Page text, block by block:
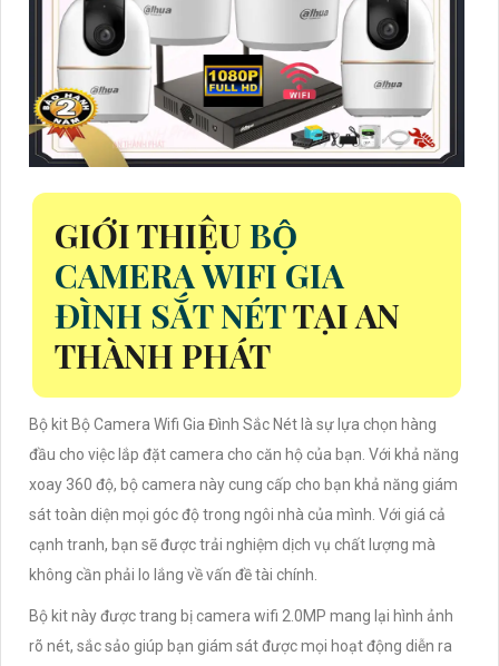
GIỚI THIỆUBỘ
CAMERA WIFI GIA
ĐÌNH SẮT NÉTTẠI AN
THÀNH PHÁT
Bộ kit Bộ Camera Wifi Gia Đình Sắc Nét là sự lựa chọn hàng
đầu cho việc lắp đặt camera cho căn hộ của bạn. Với khả năng
xoay 360 độ, bộ camera này cung cấp cho bạn khả năng giám
sát toàn diện mọi góc độ trong ngôi nhà của mình. Với giá cả
cạnh tranh, bạn sẽ được trải nghiệm dịch vụ chất lượng mà
không cần phải lo lắng về vấn đề tài chính.
Bộ kit này được trang bị camera wifi 2.0MP mang lại hình ảnh
rõ nét, sắc sảo giúp bạn giám sát được mọi hoạt động diễn ra